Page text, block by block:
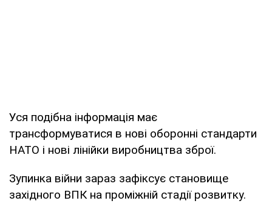
Уся подібна інформація має
трансформуватися в нові оборонні стандарти
НАТО і нові лінійки виробництва зброї.
Зупинка війни зараз зафіксує становище
західного ВПК на проміжній стадії розвитку.